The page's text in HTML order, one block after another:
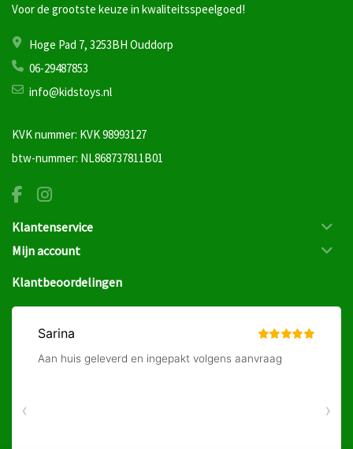
Voor de grootste keuze in kwaliteitsspeelgoed!
Hoge Pad 7, 3253BH Ouddorp
06-29487853
info@kidstoys.nl
KVK nummer: KVK 98993127
btw-nummer: NL868737811B01
Klantenservice
Mijn account
Klantbeoordelingen